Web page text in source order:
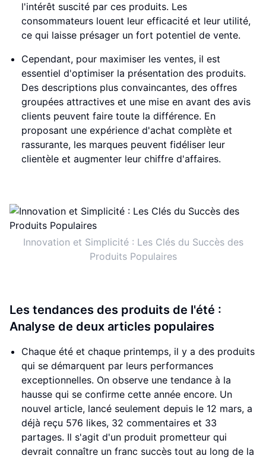
l'intérêt suscité par ces produits. Les
consommateurs louent leur efficacité et leur utilité,
ce qui laisse présager un fort potentiel de vente.
Cependant, pour maximiser les ventes, il est
essentiel d'optimiser la présentation des produits.
Des descriptions plus convaincantes, des offres
groupées attractives et une mise en avant des avis
clients peuvent faire toute la différence. En
proposant une expérience d'achat complète et
rassurante, les marques peuvent fidéliser leur
clientèle et augmenter leur chiffre d'affaires.
Innovation et Simplicité : Les Clés du Succès des
Produits Populaires
Les tendances des produits de l'été :
Analyse de deux articles populaires
Chaque été et chaque printemps, il y a des produits
qui se démarquent par leurs performances
exceptionnelles. On observe une tendance à la
hausse qui se confirme cette année encore. Un
nouvel article, lancé seulement depuis le 12 mars, a
déjà reçu 576 likes, 32 commentaires et 33
partages. Il s'agit d'un produit prometteur qui
devrait connaître un franc succès tout au long de la